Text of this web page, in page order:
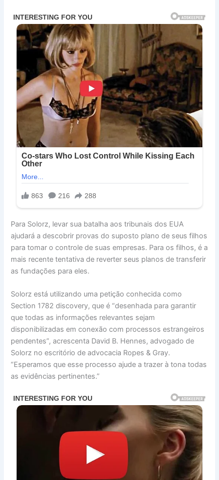
Para Solorz, levar sua batalha aos tribunais dos EUA
ajudará a descobrir provas do suposto plano de seus filhos
para tomar o controle de suas empresas. Para os filhos, é a
mais recente tentativa de reverter seus planos de transferir
as fundações para eles.
Solorz está utilizando uma petição conhecida como
Section 1782 discovery, que é “desenhada para garantir
que todas as informações relevantes sejam
disponibilizadas em conexão com processos estrangeiros
pendentes”, acrescenta David B. Hennes, advogado de
Solorz no escritório de advocacia Ropes & Gray.
“Esperamos que esse processo ajude a trazer à tona todas
as evidências pertinentes.”